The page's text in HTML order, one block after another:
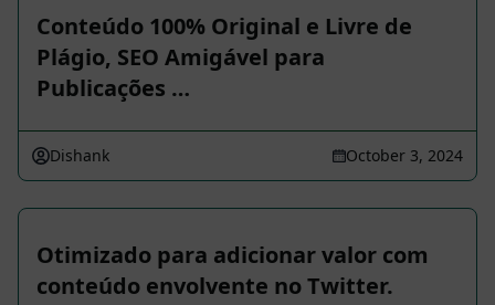
Conteúdo 100% Original e Livre de
Plágio, SEO Amigável para
Publicações …
Dishank October 3, 2024
Otimizado para adicionar valor com
conteúdo envolvente no Twitter.